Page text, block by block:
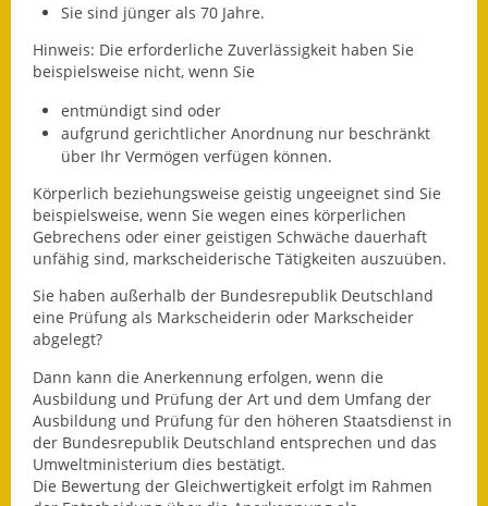
Ausweichfahrplan
Buslinie 168
Zahlen und Fakten
Rathaus
Bauhof Notzingen
Dienstleistungen
Formulare
Fundbehörde
Sie sind jünger als 70 Jahre.
Hinweis: Die erforderliche Zuverlässigkeit haben Sie
beispielsweise nicht, wenn Sie
entmündigt sind oder
aufgrund gerichtlicher Anordnung nur beschränkt
über Ihr Vermögen verfügen können.
Körperlich beziehungsweise geistig ungeeignet sind Sie
beispielsweise, wenn Sie wegen eines körperlichen
Gebrechens oder einer geistigen Schwäche dauerhaft
unfähig sind, markscheiderische Tätigkeiten auszuüben.
Sie haben außerhalb der Bundesrepublik Deutschland
eine Prüfung als Markscheiderin oder Markscheider
abgelegt?
Dann kann die Anerkennung erfolgen, wenn die
Ausbildung und Prüfung der Art und dem Umfang der
Ausbildung und Prüfung für den höheren Staatsdienst in
der Bundesrepublik Deutschland entsprechen und das
Umweltministerium dies bestätigt.
Die Bewertung der Gleichwertigkeit erfolgt im Rahmen